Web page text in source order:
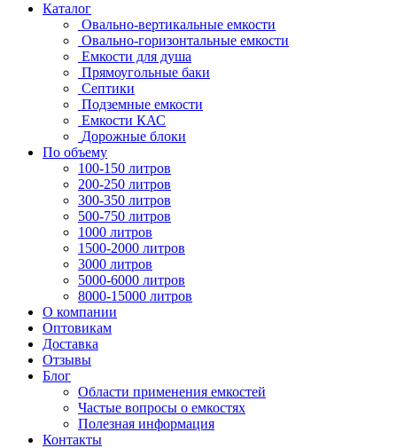
Каталог
Овально-вертикальные емкости
Овально-горизонтальные емкости
Емкости для душа
Прямоугольные баки
Септики
Подземные емкости
Емкости КАС
Дорожные блоки
По объему
100-150 литров
200-250 литров
300-350 литров
500-750 литров
1000 литров
1500-2000 литров
3000 литров
5000-6000 литров
8000-15000 литров
О компании
Оптовикам
Доставка
Отзывы
Блог
Области применения емкостей
Частые вопросы о емкостях
Полезная информация
Контакты